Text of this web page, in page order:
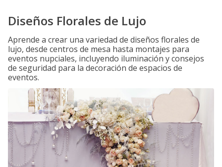
Diseños Florales de Lujo
Aprende a crear una variedad de diseños florales de
lujo, desde centros de mesa hasta montajes para
eventos nupciales, incluyendo iluminación y consejos
de seguridad para la decoración de espacios de
eventos.